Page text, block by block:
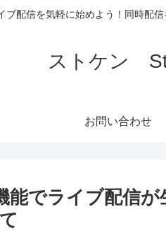
ブ配信を気軽に始めよう！同時配
ストケン
お問い合わせ
でライブ配信